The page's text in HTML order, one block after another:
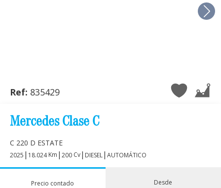
Ref: 835429
Mercedes Clase C
C 220 D ESTATE
2025 | 18.024Km | 200 Cv| DIESEL| AUTOMÁTICO
Precio contado Desde